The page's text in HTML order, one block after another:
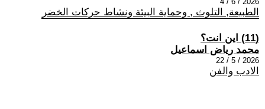
الطبيعة, التلوث , وحماية البيئة ونشاط حركات الخضر
(11) اين انت؟
محمد رياض اسماعيل
2026 / 5 / 22
الادب والفن